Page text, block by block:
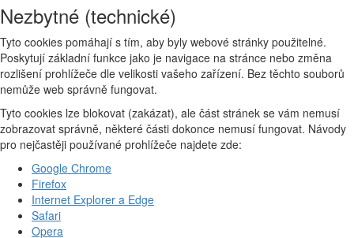
Nezbytné (technické)
Tyto cookies pomáhají s tím, aby byly webové stránky použitelné.
Poskytují základní funkce jako je navigace na stránce nebo změna
rozlišení prohlížeče dle velikosti vašeho zařízení. Bez těchto souborů
nemůže web správně fungovat.
Tyto cookies lze blokovat (zakázat), ale část stránek se vám nemusí
zobrazovat správně, některé části dokonce nemusí fungovat. Návody
pro nejčastěji používané prohlížeče najdete zde:
Google Chrome
Firefox
Internet Explorer a Edge
Safari
Opera